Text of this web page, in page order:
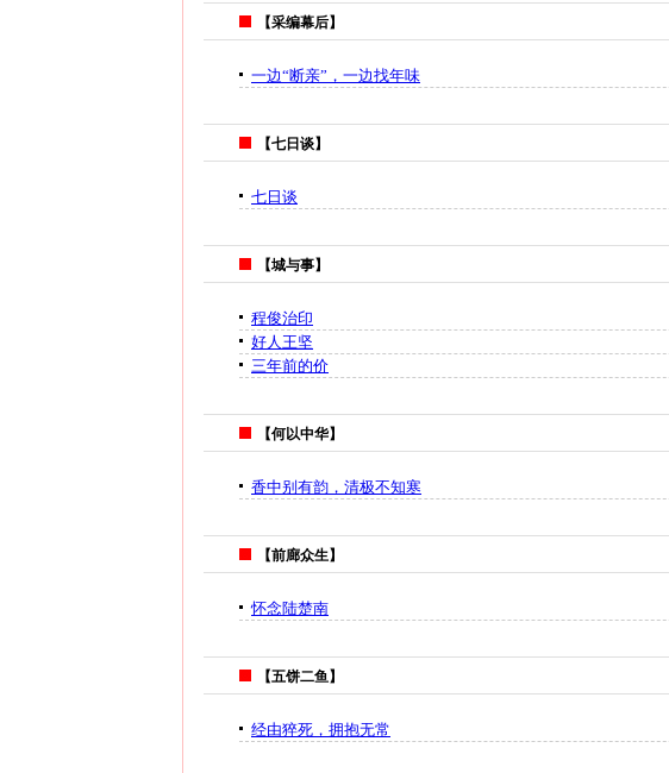
【采编幕后】
一边“断亲”，一边找年味
【七日谈】
七日谈
【城与事】
程俊治印
好人王坚
三年前的价
【何以中华】
香中别有韵，清极不知寒
【前廊众生】
怀念陆楚南
【五饼二鱼】
经由猝死，拥抱无常